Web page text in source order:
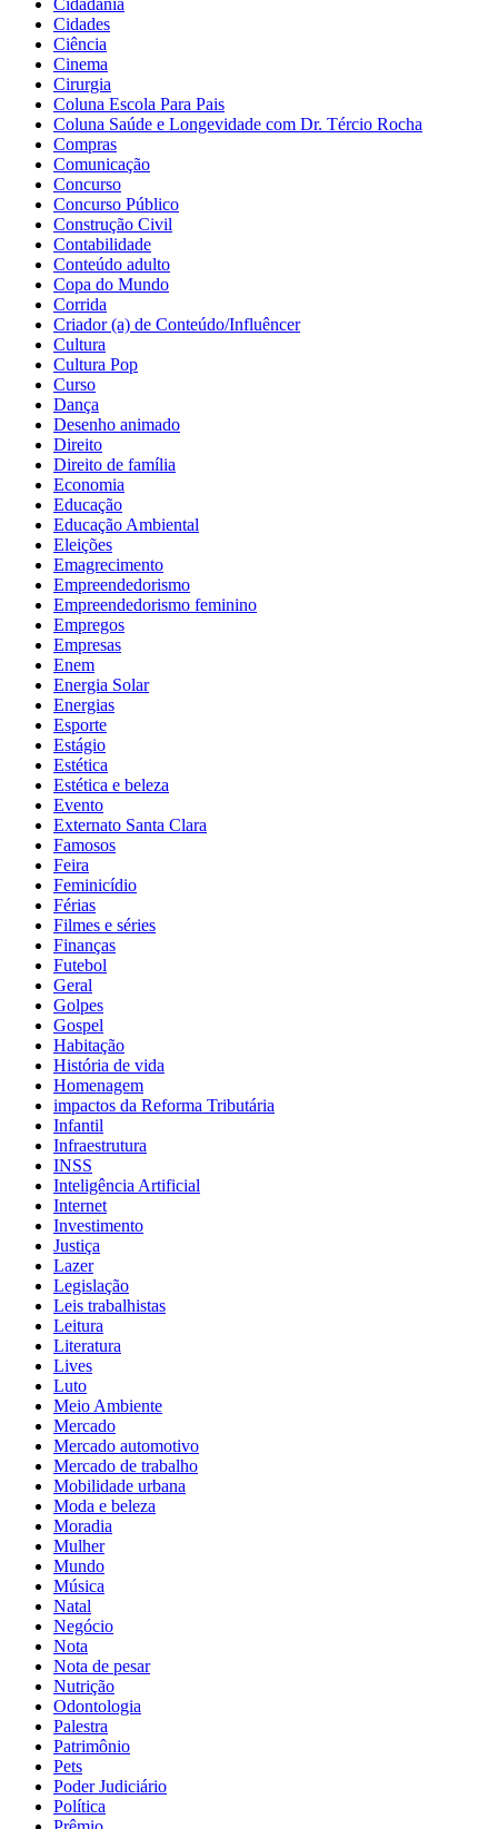
Cidades
Ciência
Cinema
Cirurgia
Coluna Escola Para Pais
Coluna Saúde e Longevidade com Dr. Tércio Rocha
Compras
Comunicação
Concurso
Concurso Público
Construção Civil
Contabilidade
Conteúdo adulto
Copa do Mundo
Corrida
Criador (a) de Conteúdo/Influêncer
Cultura
Cultura Pop
Curso
Dança
Desenho animado
Direito
Direito de família
Economia
Educação
Educação Ambiental
Eleições
Emagrecimento
Empreendedorismo
Empreendedorismo feminino
Empregos
Empresas
Enem
Energia Solar
Energias
Esporte
Estágio
Estética
Estética e beleza
Evento
Externato Santa Clara
Famosos
Feira
Feminicídio
Férias
Filmes e séries
Finanças
Futebol
Geral
Golpes
Gospel
Habitação
História de vida
Homenagem
impactos da Reforma Tributária
Infantil
Infraestrutura
INSS
Inteligência Artificial
Internet
Investimento
Justiça
Lazer
Legislação
Leis trabalhistas
Leitura
Literatura
Lives
Luto
Meio Ambiente
Mercado
Mercado automotivo
Mercado de trabalho
Mobilidade urbana
Moda e beleza
Moradia
Mulher
Mundo
Música
Natal
Negócio
Nota
Nota de pesar
Nutrição
Odontologia
Palestra
Patrimônio
Pets
Poder Judiciário
Política